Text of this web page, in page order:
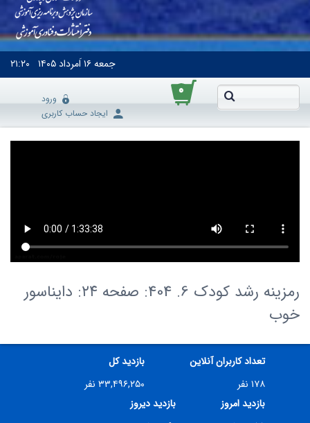
جمعه۱۶ اَمرداد ۱۴۰۵ ۲۱:۲۰
۰
ورود
ایجاد حساب کاربری
رمزینه رشد کودک 6. 404: صفحه ۲۴: دایناسور
خوب
تعداد کاربران آنلاین
۱۷۸ نفر
بازدید کل
۳۳,۴۹۶,۲۵۰ نفر
بازدید امروز
بازدید دیروز